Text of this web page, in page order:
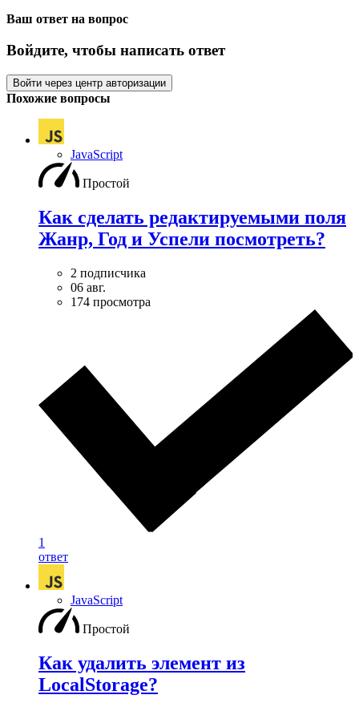
Ваш ответ на вопрос
Войдите, чтобы написать ответ
Войти через центр авторизации
Похожие вопросы
JavaScript
Простой
Как сделать редактируемыми поля
Жанр, Год и Успели посмотреть?
2 подписчика
06 авг.
174 просмотра
1
ответ
JavaScript
Простой
Как удалить элемент из
LocalStorage?